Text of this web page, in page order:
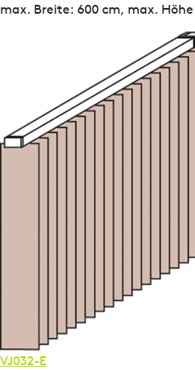
max. Breite: 600 cm, max.
VJ032-E